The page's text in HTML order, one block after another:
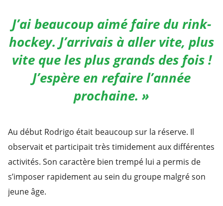
J’ai beaucoup aimé faire du rink-
hockey. J’arrivais à aller vite, plus
vite que les plus grands des fois !
J’espère en refaire l’année
prochaine. »
Au début Rodrigo était beaucoup sur la réserve. Il
observait et participait très timidement aux différentes
activités. Son caractère bien trempé lui a permis de
s’imposer rapidement au sein du groupe malgré son
jeune âge.